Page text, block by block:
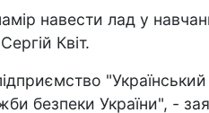
навести лад у
Квіт.
"Український
безпеки України", -